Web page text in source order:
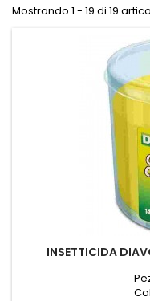
Mostrando 1 - 19 di 19
INSETTICIDA